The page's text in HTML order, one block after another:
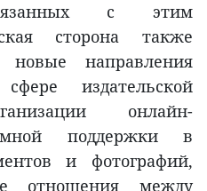
с этим
сторона также
новые направления
издательской
онлайн-
поддержки в
и фотографий,
отношения между